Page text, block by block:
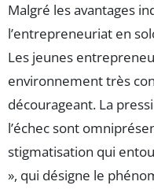
Malgré les avantages
l’entrepreneuriat en
Les jeunes
environnement très
décourageant. La
l’échec sont
stigmatisation qui
», qui désigne le